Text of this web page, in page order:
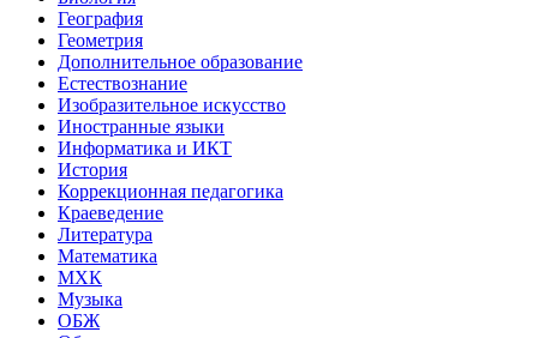
География
Геометрия
Дополнительное образование
Естествознание
Изобразительное искусство
Иностранные языки
Информатика и ИКТ
История
Коррекционная педагогика
Краеведение
Литература
Математика
МХК
Музыка
ОБЖ